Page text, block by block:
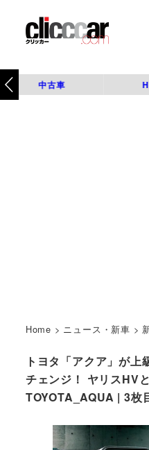
中古車
Home > ニュース・新車 >
トヨタ「アクア」が
チェンジ！ ヤリスHV
TOYOTA_AQUA | 3枚